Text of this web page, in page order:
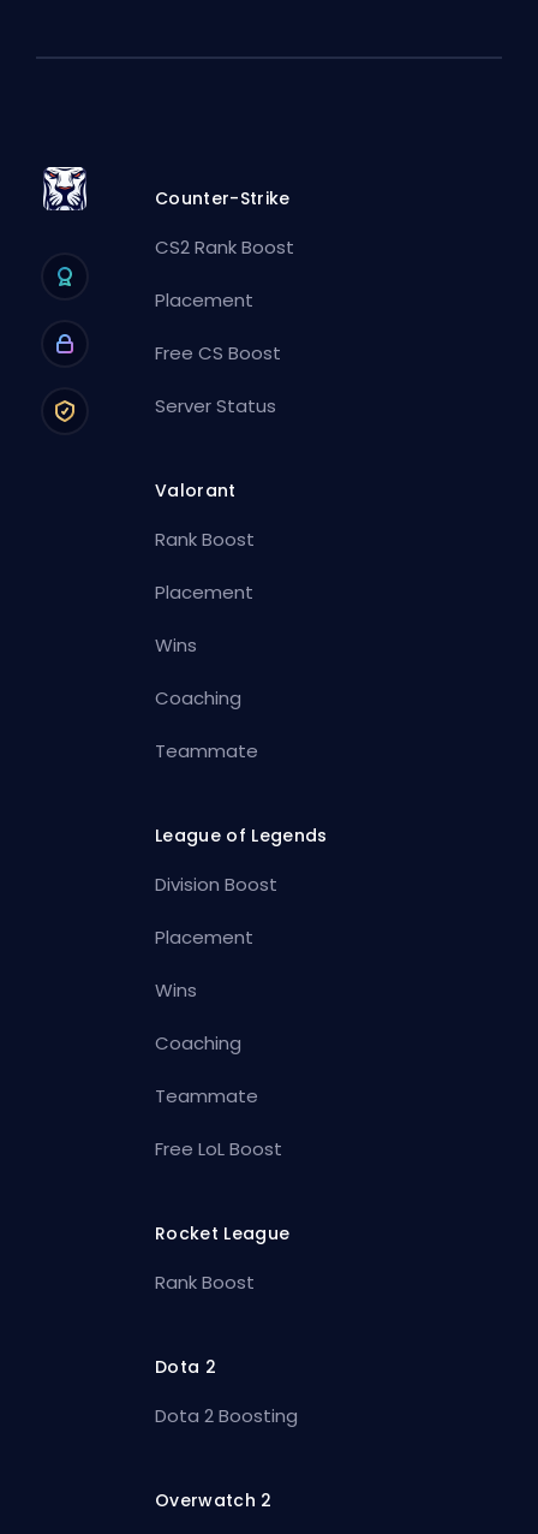
Counter-Strike
CS2 Rank Boost
Placement
Free CS Boost
Server Status
Valorant
Rank Boost
Placement
Wins
Coaching
Teammate
League of Legends
Division Boost
Placement
Wins
Coaching
Teammate
Free LoL Boost
Rocket League
Rank Boost
Dota 2
Dota 2 Boosting
Overwatch 2